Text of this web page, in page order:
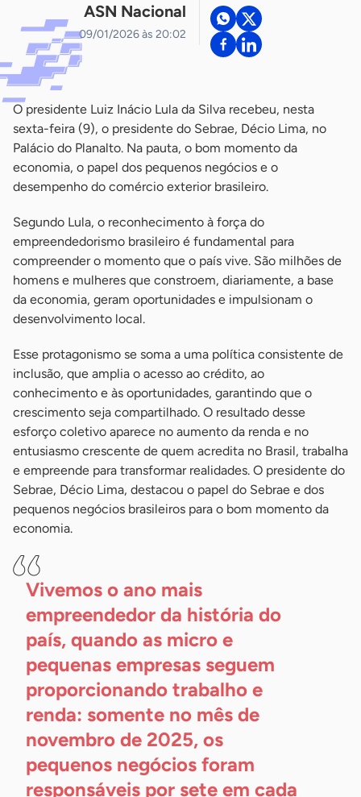
ASN Nacional
09/01/2026 às 20:02
O presidente Luiz Inácio Lula da Silva recebeu, nesta
sexta-feira (9), o presidente do Sebrae, Décio Lima, no
Palácio do Planalto. Na pauta, o bom momento da
economia, o papel dos pequenos negócios e o
desempenho do comércio exterior brasileiro.
Segundo Lula, o reconhecimento à força do
empreendedorismo brasileiro é fundamental para
compreender o momento que o país vive. São milhões de
homens e mulheres que constroem, diariamente, a base
da economia, geram oportunidades e impulsionam o
desenvolvimento local.
Esse protagonismo se soma a uma política consistente de
inclusão, que amplia o acesso ao crédito, ao
conhecimento e às oportunidades, garantindo que o
crescimento seja compartilhado. O resultado desse
esforço coletivo aparece no aumento da renda e no
entusiasmo crescente de quem acredita no Brasil, trabalha
e empreende para transformar realidades. O presidente do
Sebrae, Décio Lima, destacou o papel do Sebrae e dos
pequenos negócios brasileiros para o bom momento da
economia.
Vivemos o ano mais
empreendedor da história do
país, quando as micro e
pequenas empresas seguem
proporcionando trabalho e
renda: somente no mês de
novembro de 2025, os
pequenos negócios foram
responsáveis por sete em cada